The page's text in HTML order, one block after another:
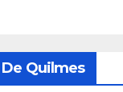
Quilmes